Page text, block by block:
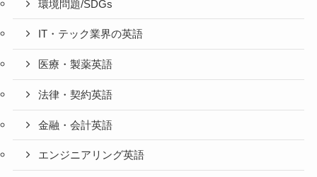
環境問題/SDGs
IT・テック業界の英語
医療・製薬英語
法律・契約英語
金融・会計英語
エンジニアリング英語